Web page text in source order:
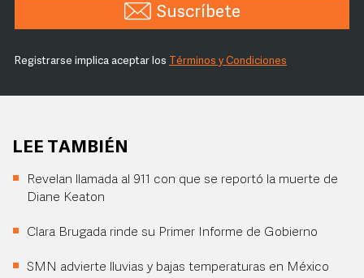
Suscríbete
Registrarse implica aceptar los Términos y Condiciones
LEE TAMBIÉN
Revelan llamada al 911 con que se reportó la muerte de
Diane Keaton
Clara Brugada rinde su Primer Informe de Gobierno
SMN advierte lluvias y bajas temperaturas en México